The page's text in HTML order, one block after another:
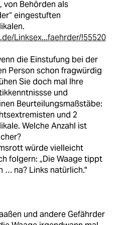
von Behörden als
eingestuften
Linksex...faehrder/!55520
die Einstufung bei der
Person schon fragwürdig
Sie doch mal Ihre
und
Beurteilungsmaßstäbe:
und 2
Welche Anzahl ist
würde vielleicht
folgern: „Die Waage tippt
… na? Links natürlich."
und andere Gefährder